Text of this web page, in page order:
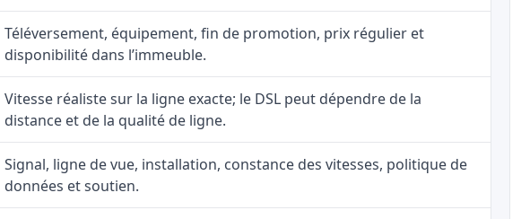
Téléversement, équipement, fin de promotion, prix régulier et
disponibilité dans l’immeuble.
Vitesse réaliste sur la ligne exacte; le DSL peut dépendre de la
distance et de la qualité de ligne.
Signal, ligne de vue, installation, constance des vitesses, politique de
données et soutien.